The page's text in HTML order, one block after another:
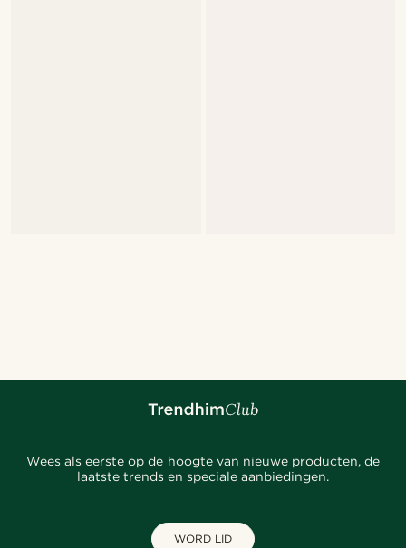
Wees als eerste op de hoogte van nieuwe producten, de
laatste trends en speciale aanbiedingen.
WORD LID